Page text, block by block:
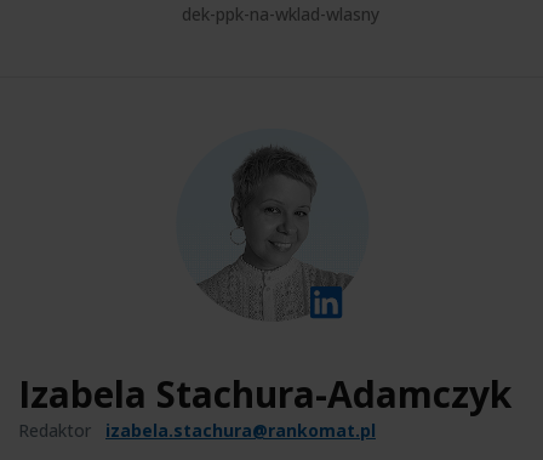
dek-ppk-na-wklad-wlasny
Izabela Stachura-Adamczyk
Redaktor
izabela.stachura@rankomat.pl